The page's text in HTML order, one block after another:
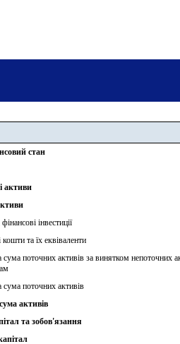
стан
активи
інвестиції
та їх еквіваленти
сума поточних активів за винятком непоточних
сума поточних активів
активів
та зобов'язання